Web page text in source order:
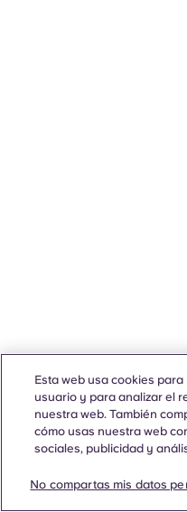
Esta web usa cookies
usuario y para analizar el
nuestra web. También
cómo usas nuestra web
sociales, publicidad y
No compartas mis datos